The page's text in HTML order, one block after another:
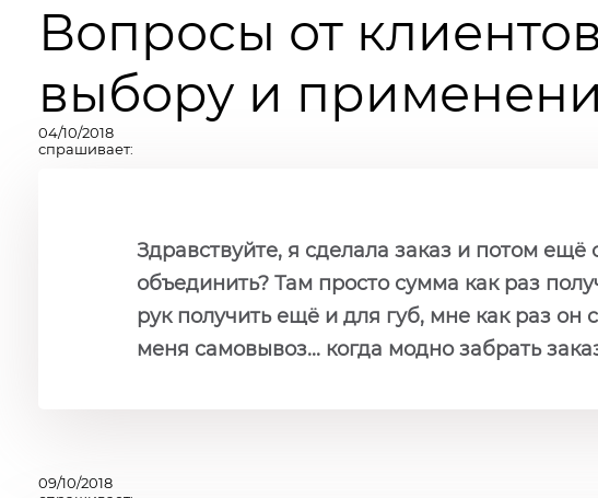
Вопросы от
выбору и
04/10/2018
спрашивает:
Здравствуйте, я сделала заказ и потом
объединить? Там просто сумма как раз
рук получить ещё и для губ, мне как раз он
меня самовывоз... когда модно забрать
09/10/2018